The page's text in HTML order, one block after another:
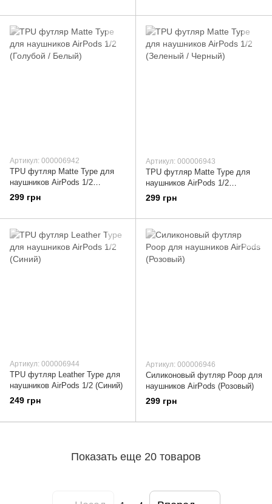
Артикул: 000006942
TPU футляр Matte Type для
наушников AirPods 1/2
(Голубой / Белый)
299 грн
Артикул: 000006943
TPU футляр Matte Type для
наушников AirPods 1/2
(Зеленый / Черный)
299 грн
Артикул: 000006944
TPU футляр Leather Type для
наушников AirPods 1/2 (Синий)
249 грн
Артикул: 000006946
Силиконовый футляр Poop для
наушников AirPods (Розовый)
299 грн
Показать еще 20 товаров